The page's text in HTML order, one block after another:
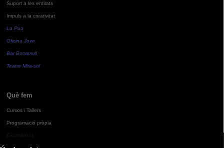
Suport a les entitats
Impuls a la creativitat
La Pua
Oficina Jove
Bar Bocamoll
Teatre Mira-sol
Què fem
Cursos i Tallers
Programació pròpia